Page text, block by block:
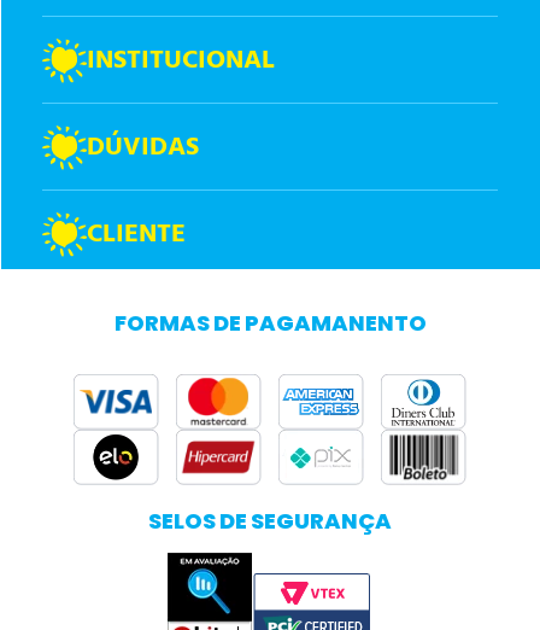
INSTITUCIONAL
DÚVIDAS
CLIENTE
FORMAS DE PAGAMANENTO
SELOS DE SEGURANÇA